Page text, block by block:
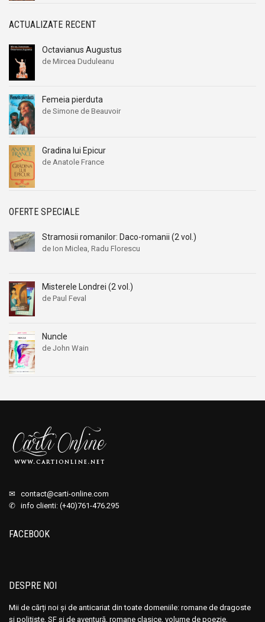
ACTUALIZATE RECENT
Octavianus Augustus
de Mircea Duduleanu
Femeia pierduta
de Simone de Beauvoir
Gradina lui Epicur
de Anatole France
OFERTE SPECIALE
Stramosii romanilor: Daco-romanii (2 vol.)
de Ion Miclea, Radu Florescu
Misterele Londrei (2 vol.)
de Paul Feval
Nuncle
de John Wain
✉ contact@carti-online.com
✆ info clienti: (+40)761-476.295
FACEBOOK
DESPRE NOI
Mii de cărți noi și de anticariat din toate domeniile: romane de dragoste
și polițiste, SF și de aventură, romane clasice, volume de poezie,